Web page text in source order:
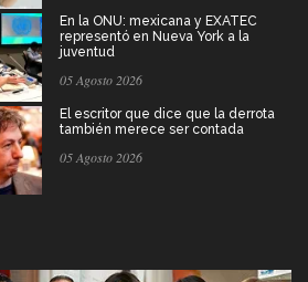
En la ONU: mexicana y EXATEC
representó en Nueva York a la
juventud
05 Agosto 2026
El escritor que dice que la derrota
también merece ser contada
05 Agosto 2026